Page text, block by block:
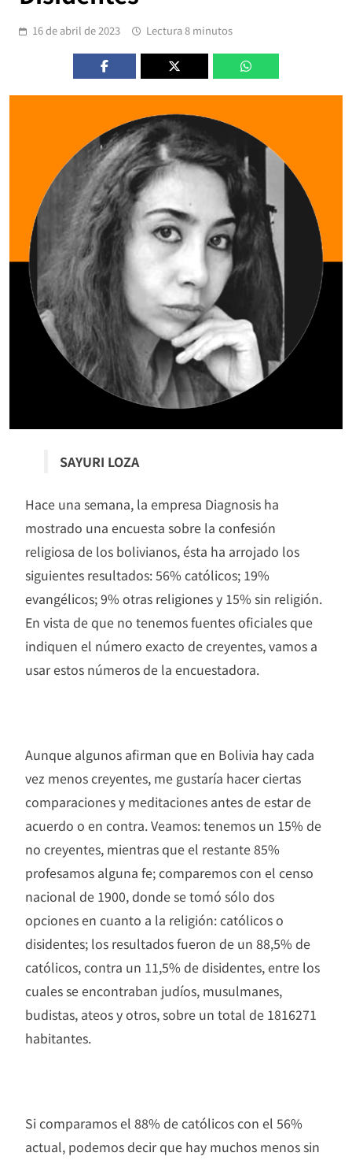
16 de abril de 2023 Lectura 8 minutos
SAYURI LOZA
Hace una semana, la empresa Diagnosis ha
mostrado una encuesta sobre la confesión
religiosa de los bolivianos, ésta ha arrojado los
siguientes resultados: 56% católicos; 19%
evangélicos; 9% otras religiones y 15% sin religión.
En vista de que no tenemos fuentes oficiales que
indiquen el número exacto de creyentes, vamos a
usar estos números de la encuestadora.
Aunque algunos afirman que en Bolivia hay cada
vez menos creyentes, me gustaría hacer ciertas
comparaciones y meditaciones antes de estar de
acuerdo o en contra. Veamos: tenemos un 15% de
no creyentes, mientras que el restante 85%
profesamos alguna fe; comparemos con el censo
nacional de 1900, donde se tomó sólo dos
opciones en cuanto a la religión: católicos o
disidentes; los resultados fueron de un 88,5% de
católicos, contra un 11,5% de disidentes, entre los
cuales se encontraban judíos, musulmanes,
budistas, ateos y otros, sobre un total de 1816271
habitantes.
Si comparamos el 88% de católicos con el 56%
actual, podemos decir que hay muchos menos sin